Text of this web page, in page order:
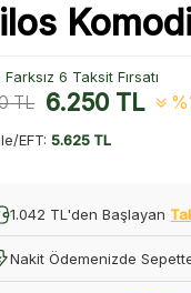
6 Taksit Fırsatı
TL 6.250TL
EFT:5.625 TL
1.042 TL'den Başlayan
Nakit Ödemenizde